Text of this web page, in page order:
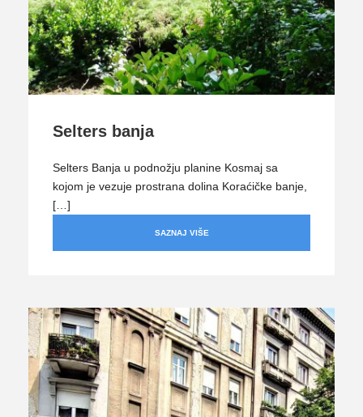
Selters banja
Selters Banja u podnožju planine Kosmaj sa
kojom je vezuje prostrana dolina Koraćičke banje,
[…]
SAZNAJ VIŠE